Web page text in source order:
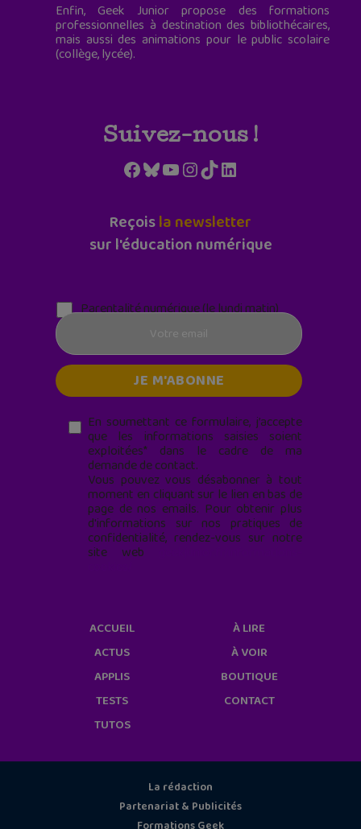
Enfin, Geek Junior propose des formations
professionnelles à destination des bibliothécaires,
mais aussi des animations pour le public scolaire
(collège, lycée).
Suivez-nous !
Facebook
Bluesky
YouTube
Instagram
TikTokLinkedIn
Reçoisla newsletter
sur l'éducation numérique
Parentalité numérique (le lundi matin)
En soumettant ce formulaire, j’accepte
que les informations saisies soient
exploitées* dans le cadre de ma
demande de contact.
Vous pouvez vous désabonner à tout
moment en cliquant sur le lien en bas de
page de nos emails. Pour obtenir plus
d'informations sur nos pratiques de
confidentialité, rendez-vous sur notre
site web
ACCUEIL
ACTUS
APPLIS
TESTS
TUTOS
À LIRE
À VOIR
BOUTIQUE
CONTACT
La rédaction
Partenariat & Publicités